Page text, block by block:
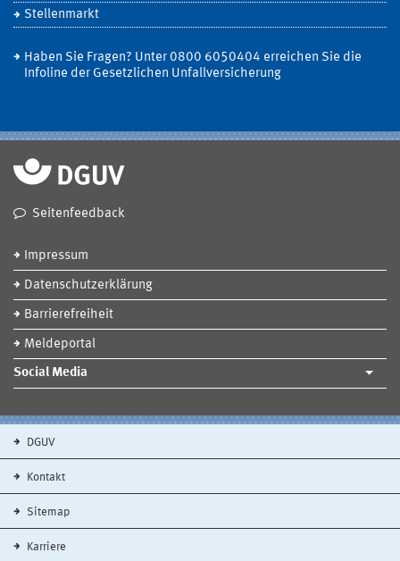
Stellenmarkt
Haben Sie Fragen? Unter 0800 6050404 erreichen Sie die
Infoline der Gesetzlichen Unfallversicherung
Seitenfeedback
Impressum
Datenschutzerklärung
Barrierefreiheit
Meldeportal
Social Media
DGUV
Kontakt
Sitemap
Karriere